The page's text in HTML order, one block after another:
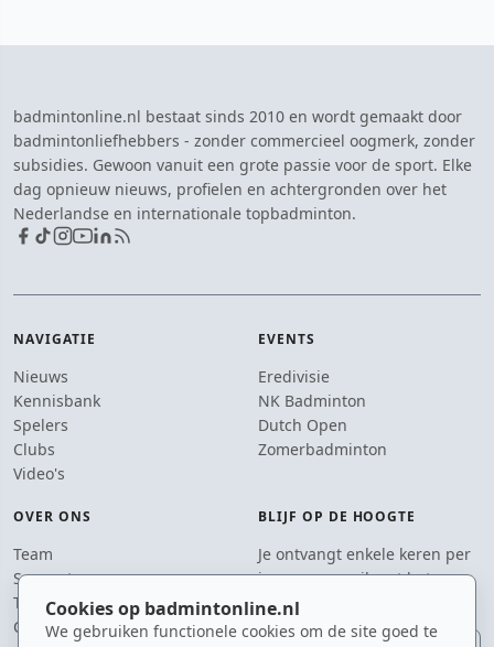
Cookies op badmintonline.nl
We gebruiken functionele cookies om de site goed te
badmintonline.nl bestaat sinds 2010 en wordt gemaakt door
badmintonliefhebbers - zonder commercieel oogmerk, zonder
subsidies. Gewoon vanuit een grote passie voor de sport. Elke
dag opnieuw nieuws, profielen en achtergronden over het
Nederlandse en internationale topbadminton.
NAVIGATIE
Nieuws
Kennisbank
Spelers
Clubs
Video's
EVENTS
Eredivisie
NK Badminton
Dutch Open
Zomerbadminton
OVER ONS
Team
Supporters
Tip de redactie
Contact
BLIJF OP DE HOOGTE
Je ontvangt enkele keren per
jaar een e-mail met het
laatste badmintonnieuws.
E-mailadres